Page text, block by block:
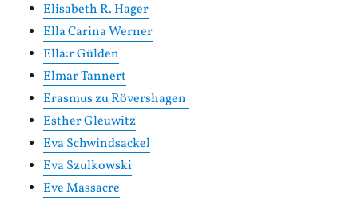
Elisabeth R. Hager
Ella Carina Werner
Ella:r Gülden
Elmar Tannert
Erasmus zu Rövershagen
Esther Gleuwitz
Eva Schwindsackel
Eva Szulkowski
Eve Massacre